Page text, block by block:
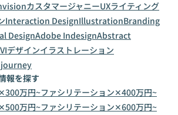
カスタマージャニーUXライティング
Interaction DesignIllustrationBranding
DesignAdobe IndesignAbstract
デザインイラストレーション
報を探す
万円~ファシリテーション✕400万円~
万円~ファシリテーション✕600万円~